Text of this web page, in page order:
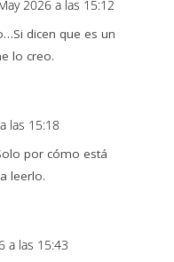
2026 a las 15:12
dicen que es un
lo creo.
las 15:18
por cómo está
leerlo.
a las 15:43